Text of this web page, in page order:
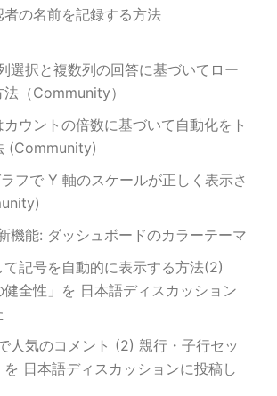
者の名前を記録する方法
選択と複数列の回答に基づいてロー
（Community）
ウントの倍数に基づいて自動化をト
(Community)
フで Y 軸のスケールが正しく表示さ
機能: ダッシュボードのカラーテーマ
て記号を自動的に表示する方法(2)
全性」を 日本語ディスカッション
人気のコメント (2) 親行・子行セッ
を 日本語ディスカッションに投稿し